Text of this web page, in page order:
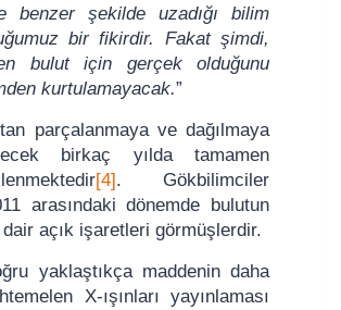
benzer şekilde uzadığı bilim
bir fikirdir. Fakat şimdi,
bulut için gerçek olduğunu
kurtulamayacak.”
parçalanmaya ve dağılmaya
birkaç yılda tamamen
[4]. Gökbilimciler
arasındaki dönemde bulutun
dair açık işaretleri görmüşlerdir.
yaklaştıkça maddenin daha
X-ışınları yayınlaması